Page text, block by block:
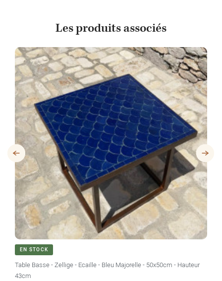
Les produits associés
EN STOCK
Table Basse - Zellige - Ecaille - Bleu Majorelle - 50x50cm - Hauteur
43cm